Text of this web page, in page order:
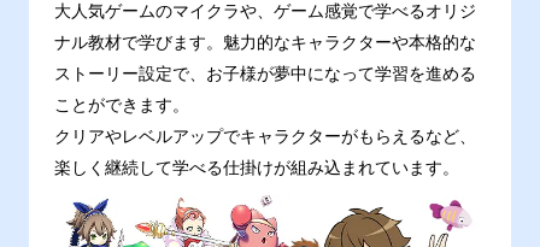
大人気ゲームのマイクラや、ゲーム感覚で学べるオリジ
ナル教材で学びます。魅力的なキャラクターや本格的な
ストーリー設定で、お子様が夢中になって学習を進める
ことができます。
クリアやレベルアップでキャラクターがもらえるなど、
楽しく継続して学べる仕掛けが組み込まれています。